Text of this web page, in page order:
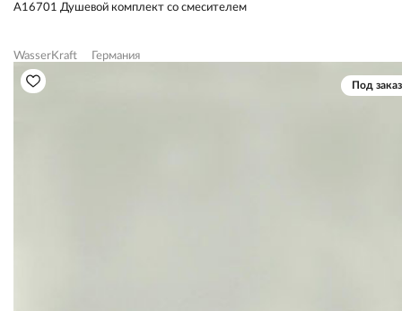
A16701 Душевой комплект со смесителем
WasserKraft Германия
Под заказ